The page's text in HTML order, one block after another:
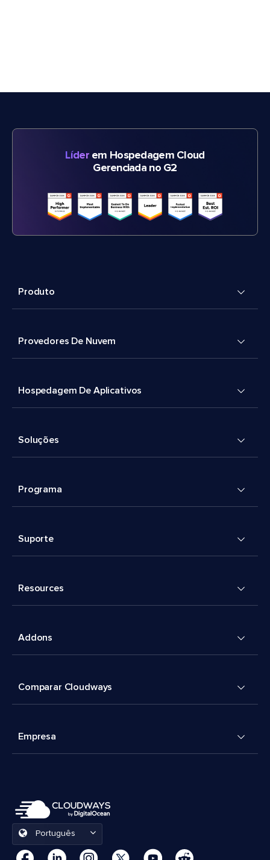
Líderem Hospedagem Cloud
Gerenciada no G2
Produto
Provedores De Nuvem
Hospedagem De Aplicativos
Soluções
Programa
Suporte
Resources
Addons
Comparar Cloudways
Empresa
Português